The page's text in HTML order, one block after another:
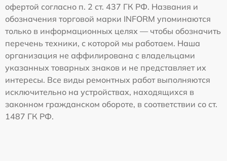
офертой согласно п. 2 ст. 437 ГК РФ. Названия и
обозначения торговой марки INFORM упоминаются
только в информационных целях — чтобы обозначить
перечень техники, с которой мы работаем. Наша
организация не аффилирована с владельцами
указанных товарных знаков и не представляет их
интересы. Все виды ремонтных работ выполняются
исключительно на устройствах, находящихся в
законном гражданском обороте, в соответствии со ст.
1487 ГК РФ.